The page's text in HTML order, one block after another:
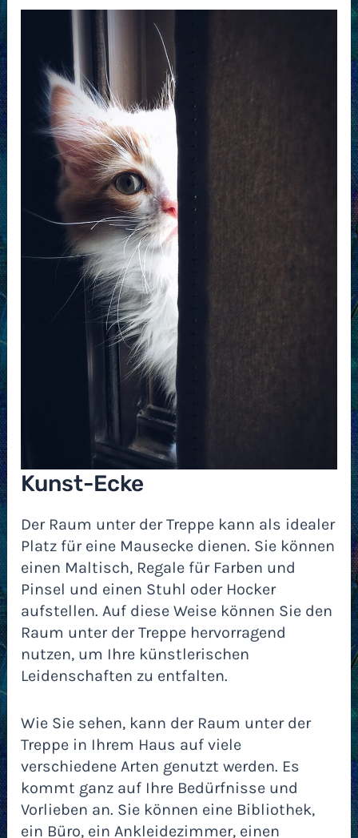
Kunst-Ecke
Der Raum unter der Treppe kann als idealer
Platz für eine Mausecke dienen. Sie können
einen Maltisch, Regale für Farben und
Pinsel und einen Stuhl oder Hocker
aufstellen. Auf diese Weise können Sie den
Raum unter der Treppe hervorragend
nutzen, um Ihre künstlerischen
Leidenschaften zu entfalten.
Wie Sie sehen, kann der Raum unter der
Treppe in Ihrem Haus auf viele
verschiedene Arten genutzt werden. Es
kommt ganz auf Ihre Bedürfnisse und
Vorlieben an. Sie können eine Bibliothek,
ein Büro, ein Ankleidezimmer, einen